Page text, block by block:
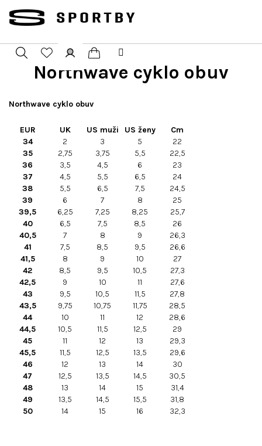
obsah
Hledat PřihlášeníNákupní
košík
Northwave cyklo obuv
Northwave cyklo obuv
EUR UK US muži US ženy
Cm
34
2 3 5
22
35
2,75 3,75 5,5
22,5
36
3,5 4,5 6
23
37
4,5 5,5 6,5
24
38
5,5 6,5 7,5
24,5
39
6 7 8
25
39,5
6,25 7,25 8,25
25,7
40
6,5 7,5 8,5
26
40,5
7 8 9
26,3
41
7,5 8,5 9,5
26,6
41,5
8 9 10
27
42
8,5 9,5 10,5
27,3
42,5
9 10 11
27,6
43
9,5 10,5 11,5
27,8
43,5
9,75 10,75 11,75
28,5
44
10 11 12
28,6
44,5
10,5 11,5 12,5
29
45
11 12 13
29,3
45,5
11,5 12,5 13,5
29,6
46
12 13 14
30
47
12,5 13,5 14,5
30,5
48
13 14 15
31,4
49
13,5 14,5 15,5
31,8
50
14 15 16 32,3